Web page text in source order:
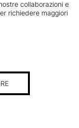
collaborazioni e
richiedere maggiori